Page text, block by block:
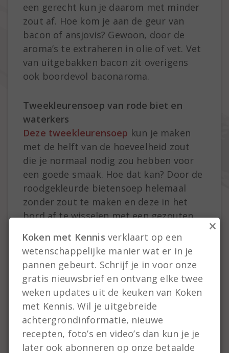
een gerecht kun je daarom met minder
zout af. Hoe kom je aan de geur van
bacon of ansjovis? Gewoon, door de
aroma’s te extraheren in olie of vet. Vet
van uitgebakken bacon zit overigens
ook boordevol baconaroma.
Tweekleurensoep van rode biet en
waterkers
Deze tweekleurensoep kun je maken
met de helft van de hoeveelheid zout
die je normaal nodig zou hebben voor
een goede smaak. Hoe dat kan? Door de
roodgekleurde bietensoep helemaal
zonder zout te maken en deze in het
bord af te wisselen met een gezouten
zoutgehalte tussen beide soepen
verhoogt de zoutbeleving waardoor je
in totaal minder zout nodig hebt.
De recept link staat hieronder.
Share this...
Koken met Kennis verklaart op een
wetenschappelijke manier wat er in je
pannen gebeurt. Schrijf je in voor onze
gratis nieuwsbrief en ontvang elke twee
weken updates uit de keuken van Koken
met Kennis. Wil je uitgebreide
achtergrondinformatie, nieuwe
recepten, foto’s en video’s dan kun je je
later ook abonneren op onze betaalde
×